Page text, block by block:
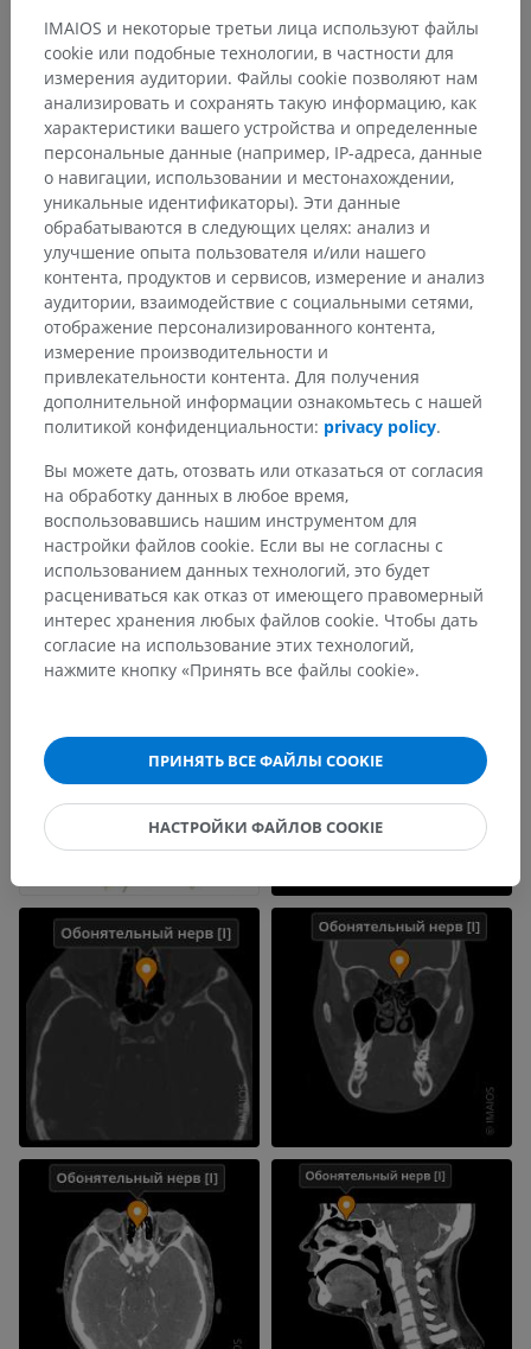
IMAIOS и некоторые третьи лица используют файлы
cookie или подобные технологии, в частности для
измерения аудитории. Файлы cookie позволяют нам
анализировать и сохранять такую информацию, как
характеристики вашего устройства и определенные
персональные данные (например, IP-адреса, данные
о навигации, использовании и местонахождении,
уникальные идентификаторы). Эти данные
обрабатываются в следующих целях: анализ и
улучшение опыта пользователя и/или нашего
контента, продуктов и сервисов, измерение и анализ
аудитории, взаимодействие с социальными сетями,
отображение персонализированного контента,
измерение производительности и
привлекательности контента. Для получения
дополнительной информации ознакомьтесь с нашей
политикой конфиденциальности: privacy policy.
Вы можете дать, отозвать или отказаться от согласия
на обработку данных в любое время,
воспользовавшись нашим инструментом для
настройки файлов cookie. Если вы не согласны с
использованием данных технологий, это будет
расцениваться как отказ от имеющего правомерный
интерес хранения любых файлов cookie. Чтобы дать
согласие на использование этих технологий,
нажмите кнопку «Принять все файлы cookie».
ПРИНЯТЬ ВСЕ ФАЙЛЫ COOKIE
НАСТРОЙКИ ФАЙЛОВ COOKIE